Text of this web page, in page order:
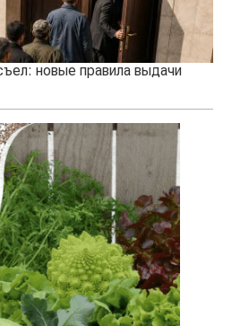
новые правила выдачи